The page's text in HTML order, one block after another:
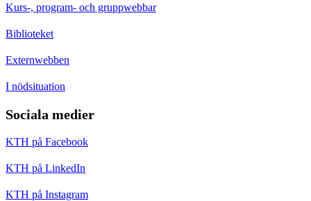
Kurs-, program- och gruppwebbar
Biblioteket
Externwebben
I nödsituation
Sociala medier
KTH på Facebook
KTH på LinkedIn
KTH på Instagram